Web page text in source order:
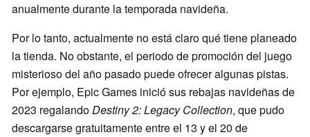
anualmente durante la temporada navideña.
Por lo tanto, actualmente no está claro qué tiene planeado
la tienda. No obstante, el periodo de promoción del juego
misterioso del año pasado puede ofrecer algunas pistas.
Por ejemplo, Epic Games inició sus rebajas navideñas de
2023 regalandoDestiny 2: Legacy Collection, que pudo
descargarse gratuitamente entre el 13 y el 20 de